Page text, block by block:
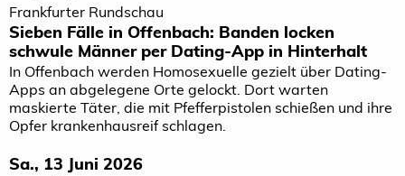
Frankfurter Rundschau
Sieben Fälle in Offenbach: Banden locken
schwule Männer per Dating-App in Hinterhalt
In Offenbach werden Homosexuelle gezielt über Dating-
Apps an abgelegene Orte gelockt. Dort warten
maskierte Täter, die mit Pfefferpistolen schießen und ihre
Opfer krankenhausreif schlagen.
Sa., 13 Juni 2026